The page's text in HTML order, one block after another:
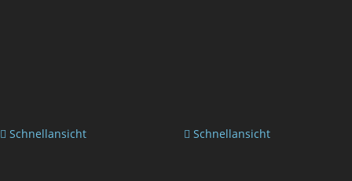
Schnellansicht Schnellansicht